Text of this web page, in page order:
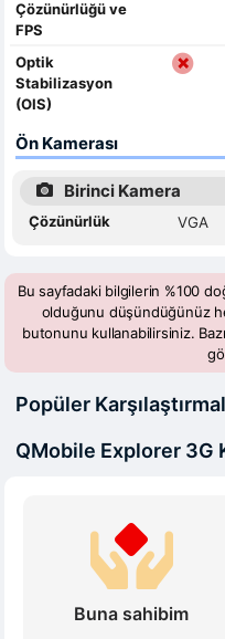
Çözünürlüğü ve
FPS
Optik
Stabilizasyon
(OIS)
Ön Kamerası
Birinci Kamera
Çözünürlük VGA
Bu sayfadaki bilgilerin %100
olduğunu düşündüğünüz
butonunu kullanabilirsiniz.
Popüler
QMobile Explorer 3G
Buna sahibim